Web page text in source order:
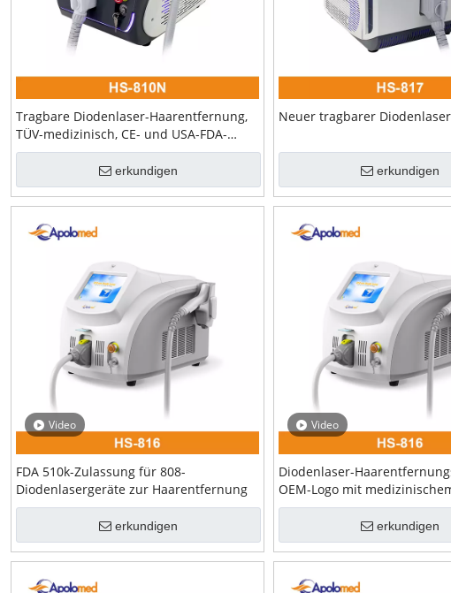
Tragbare Diodenlaser-Haarentfernung,
TÜV-medizinisch, CE- und USA-FDA-
Zulassung
erkundigen
Neuer tragbarer Diodenlaser
erkundigen
Video
FDA 510k-Zulassung für 808-
Diodenlasergeräte zur Haarentfernung
erkundigen
Video
Diodenlaser-
OEM-Logo mit
USA 510K
erkundigen